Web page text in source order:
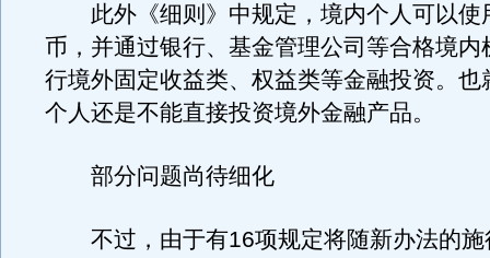
此外《细则》中规定，境内个人可以使
币，并通过银行、基金管理公司等合格境内
行境外固定收益类、权益类等金融投资。也
个人还是不能直接投资境外金融产品。
部分问题尚待细化
不过，由于有16项规定将随新办法的施